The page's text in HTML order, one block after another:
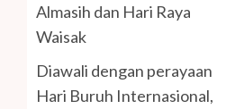
Almasih dan Hari Raya
Waisak
Diawali dengan perayaan
Hari Buruh Internasional,